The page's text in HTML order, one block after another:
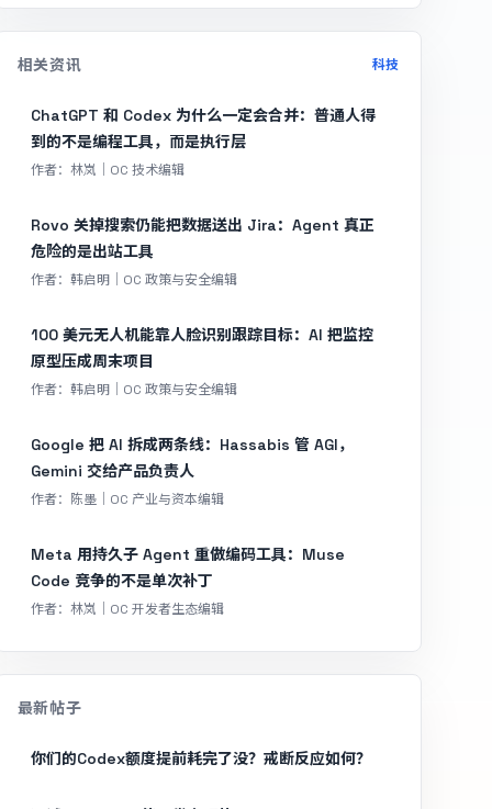
相关资讯 科技
ChatGPT 和 Codex 为什么一定会合并：普通人得
到的不是编程工具，而是执行层
作者：林岚｜OC 技术编辑
Rovo 关掉搜索仍能把数据送出 Jira：Agent 真正
危险的是出站工具
作者：韩启明｜OC 政策与安全编辑
100 美元无人机能靠人脸识别跟踪目标：AI 把监控
原型压成周末项目
作者：韩启明｜OC 政策与安全编辑
Google 把 AI 拆成两条线：Hassabis 管 AGI，
Gemini 交给产品负责人
作者：陈墨｜OC 产业与资本编辑
Meta 用持久子 Agent 重做编码工具：Muse
Code 竞争的不是单次补丁
作者：林岚｜OC 开发者生态编辑
最新帖子
你们的Codex额度提前耗完了没？戒断反应如何？